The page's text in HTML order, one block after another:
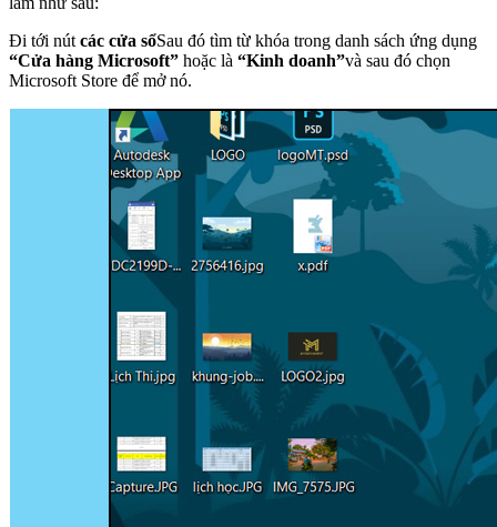
Đi tới nút các cửa sổSau đó tìm từ khóa trong danh sách ứng dụng
“Cửa hàng Microsoft” hoặc là “Kinh doanh”và sau đó chọn
Microsoft Store để mở nó.